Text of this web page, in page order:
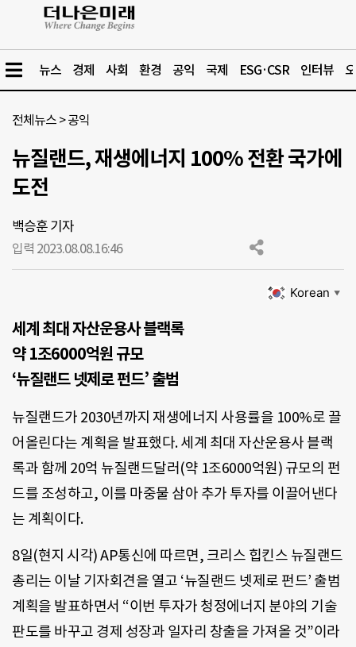
뉴스 경제 사회 환경 공익 국제 ESG·CSR 인터뷰
전체뉴스 >공익
뉴질랜드, 재생에너지 100% 전환 국가에
도전
백승훈 기자
입력 2023.08.08.16:46
Korean ▼
세계 최대 자산운용사 블랙록
약 1조6000억원 규모
‘뉴질랜드 넷제로 펀드’ 출범
뉴질랜드가 2030년까지 재생에너지 사용률을 100%로 끌
어올린다는 계획을 발표했다. 세계 최대 자산운용사 블랙
록과 함께 20억 뉴질랜드달러(약 1조6000억원) 규모의 펀
드를 조성하고, 이를 마중물 삼아 추가 투자를 이끌어낸다
는 계획이다.
8일(현지 시각) AP통신에 따르면, 크리스 힙킨스 뉴질랜드
총리는 이날 기자회견을 열고 ‘뉴질랜드 넷제로 펀드’ 출범
계획을 발표하면서 “이번 투자가 청정에너지 분야의 기술
판도를 바꾸고 경제 성장과 일자리 창출을 가져올 것”이라